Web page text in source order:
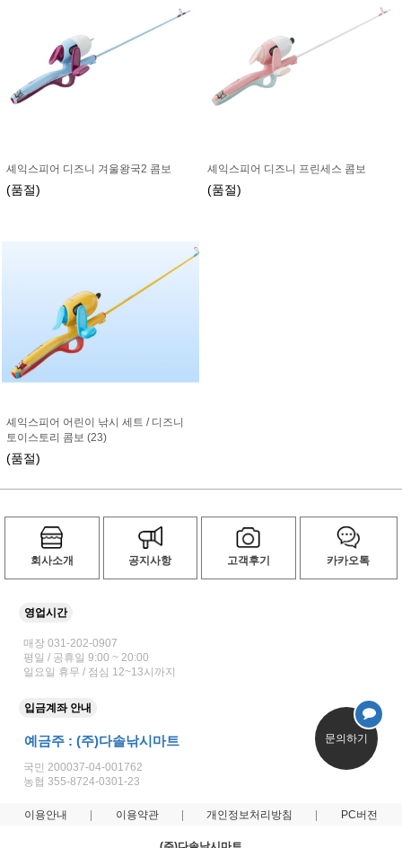
셰익스피어 디즈니 겨울왕국2 콤보
(품절)
셰익스피어 디즈니 프린세스 콤보
(품절)
셰익스피어 어린이 낚시 세트 / 디즈니
토이스토리 콤보 (23)
(품절)
회사소개 공지사항 고객후기 카카오톡
영업시간
매장 031-202-0907
평일 / 공휴일 9:00 ~ 20:00
일요일 휴무 / 점심 12~13시까지
입금계좌 안내
예금주 : (주)다솔낚시마트
국민 200037-04-001762
농협 355-8724-0301-23
문의하기
이용안내 이용약관 개인정보처리방침 PC버전